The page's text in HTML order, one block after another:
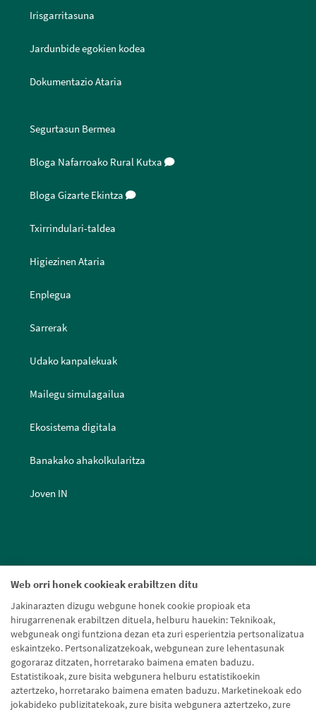
Web orri honek cookieak erabiltzen ditu
Jakinarazten dizugu webgune honek cookie propioak eta
hirugarrenenak erabiltzen dituela, helburu hauekin: Teknikoak,
webguneak ongi funtziona dezan eta zuri esperientzia pertsonalizatua
eskaintzeko. Pertsonalizatzekoak, webgunean zure lehentasunak
gogoraraz ditzaten, horretarako baimena ematen baduzu.
Estatistikoak, zure bisita webgunera helburu estatistikoekin
aztertzeko, horretarako baimena ematen baduzu. Marketinekoak edo
jokabideko publizitatekoak, zure bisita webgunera aztertzeko, zure
Irisgarritasuna
Jardunbide egokien kodea
Dokumentazio Ataria
Segurtasun Bermea
Bloga Nafarroako Rural Kutxa
Bloga Gizarte Ekintza
Txirrindulari-taldea
Higiezinen Ataria
Enplegua
Sarrerak
Udako kanpalekuak
Mailegu simulagailua
Ekosistema digitala
Banakako ahakolkularitza
Joven IN